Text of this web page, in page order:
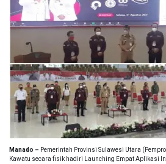
Manado – Pemerintah Provinsi Sulawesi Utara
Kawatu secara fisik hadiri Launching Empat Aplikasi